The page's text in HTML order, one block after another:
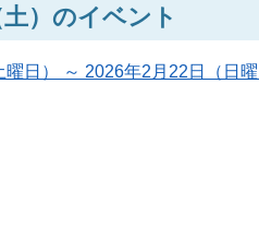
）のイベント
日） ～ 2026年2月22日（日